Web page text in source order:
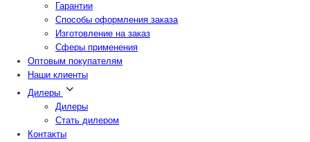
Гарантии
Способы оформления заказа
Изготовление на заказ
Сферы применения
Оптовым покупателям
Наши клиенты
Дилеры
Дилеры
Стать дилером
Контакты